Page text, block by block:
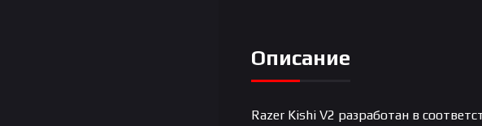
Описание
Razer Kishi V2 разработан в